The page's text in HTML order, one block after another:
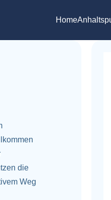
Home
die
Weg